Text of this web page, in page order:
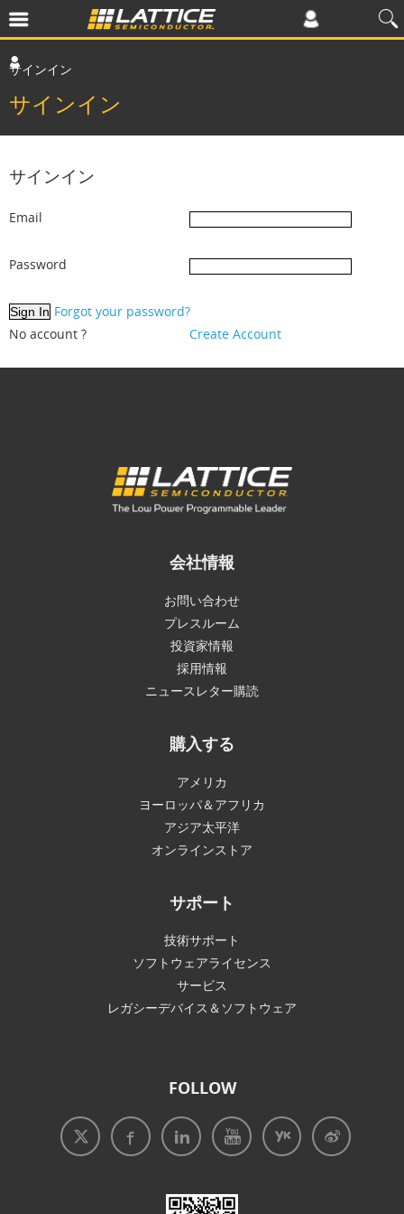
サインイン
サインイン
サインイン
Email
Password
Forgot your password?
No account ?
Create Account
会社情報
お問い合わせ
プレスルーム
投資家情報
採用情報
ニュースレター購読
購入する
アメリカ
ヨーロッパ＆アフリカ
アジア太平洋
オンラインストア
サポート
技術サポート
ソフトウェアライセンス
サービス
レガシーデバイス＆ソフトウェア
FOLLOW